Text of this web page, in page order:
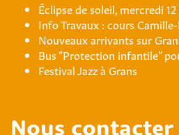
Éclipse de soleil, mercredi
Info Travaux : cours
Nouveaux arrivants sur
Bus “Protection infantile”
Festival Jazz à Grans
Nous contacter